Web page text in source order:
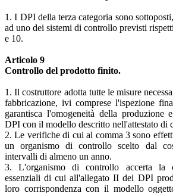
1. I DPI della terza categoria sono
ad uno dei sistemi di controllo previsti
e 10.
Articolo 9
Controllo del prodotto finito.
1. Il costruttore adotta tutte le misure
fabbricazione, ivi comprese l'ispezione
garantisca l'omogeneità della produzione
DPI con il modello descritto nell'attestato di
2. Le verifiche di cui al comma 3 sono
un organismo di controllo scelto dal
intervalli di almeno un anno.
3. L'organismo di controllo accerta la
essenziali di cui all'allegato II dei DPI
loro corrispondenza con il modello